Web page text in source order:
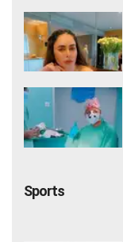
Sports